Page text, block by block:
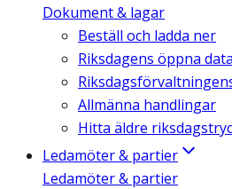
Dokument & lagar
Beställ och ladda ner
Riksdagens öppna data
Allmänna handlingar
Hitta äldre
Ledamöter & partier
Ledamöter & partier